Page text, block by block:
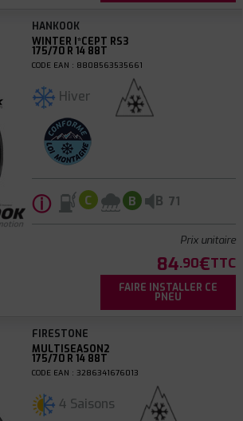
HANKOOK
WINTER I*CEPT RS3
175/70 R 14 88T
CODE EAN : 8808563535661
Hiver
ⓘ C B B 71
Prix unitaire
84.90€TTC
FAIRE INSTALLER CE
PNEU
FIRESTONE
MULTISEASON2
175/70 R 14 88T
CODE EAN : 3286341676013
4 Saisons